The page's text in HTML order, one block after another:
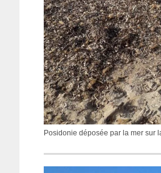
Posidonie déposée par la mer sur